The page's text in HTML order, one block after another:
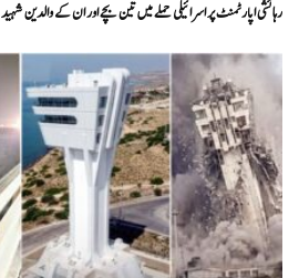
رہائشی اپارٹمنٹ پر اسرائیلی حملے میں تین بچے اور ان کے والدین شہید